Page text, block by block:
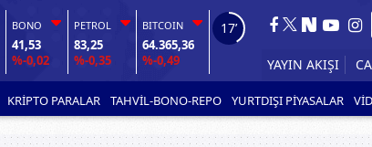
BONO
41,53
%-0,02
PETROL
83,25
%-0,35
BITCOIN
64.365,36
%-0,49
16’
YAYIN AKIŞI
KRİPTO PARALAR TAHVİL-BONO-REPO YURTDIŞI PİYASALAR